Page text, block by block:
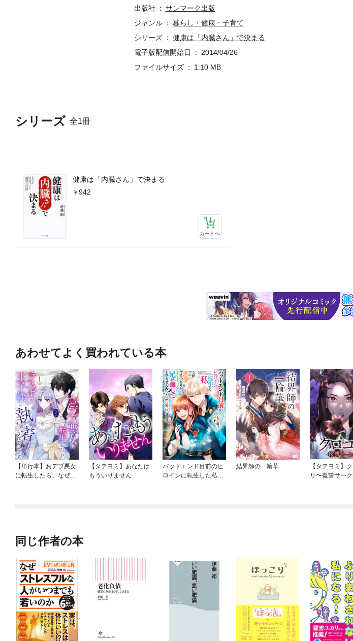
シリーズ 全1冊
健康は「内臓さん」で決まる
942
カートへ
ますが、この中のひとつでも「臓器の時間」を使い切り、寿命を迎
ん。むしろ、「臓器の時間」がゆっくりと流れる生活を送りさえす
その証拠に、誰でも簡単に実践できるような生活習慣を送るだけで
が表れます。まさに最強の健康法！ まずはお手軽な「１０か条」
くり食べると腸の時間は遅くなる第２条 夜のコンビニは決して
出版社
サンマーク出版
ジャンル
暮らし・健康・子育て
シリーズ
健康は「内臓さん」で決まる
電子版配信開始日
2014/04/26
ファイルサイズ
1.10 MB
あわせてよく買われている本
【単行本】おデブ悪女
に転生したら、なぜか
【タテヨミ】あなたは
もういりません
バッドエンド目前のヒ
ロインに転生した私、
結界師の一輪華
【タテヨミ】
リ〜復讐サー
同じ作者の本